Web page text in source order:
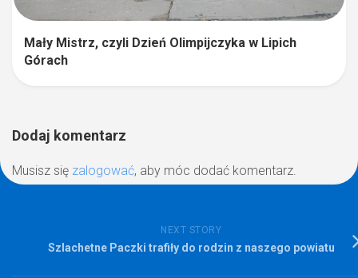
Mały Mistrz, czyli Dzień Olimpijczyka w Lipich
Górach
Dodaj komentarz
Musisz się zalogować, aby móc dodać komentarz.
NEXT STORY
Szlachetne Paczki trafiły do rodzin z naszego powiatu